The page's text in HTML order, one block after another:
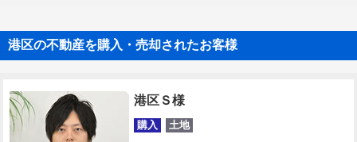
港区の不動産を購入・売却されたお客様
港区Ｓ様
購入 土地